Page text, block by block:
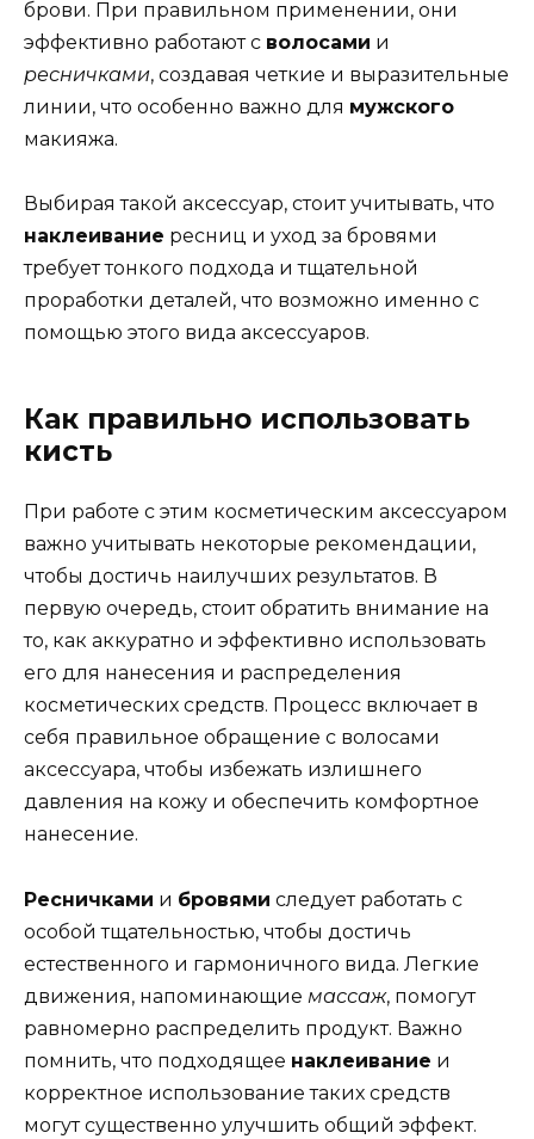
брови. При правильном применении, они
эффективно работают с волосами и
ресничками, создавая четкие и выразительные
линии, что особенно важно для мужского
макияжа.
Выбирая такой аксессуар, стоит учитывать, что
наклеивание ресниц и уход за бровями
требует тонкого подхода и тщательной
проработки деталей, что возможно именно с
помощью этого вида аксессуаров.
Как правильно использовать
кисть
При работе с этим косметическим аксессуаром
важно учитывать некоторые рекомендации,
чтобы достичь наилучших результатов. В
первую очередь, стоит обратить внимание на
то, как аккуратно и эффективно использовать
его для нанесения и распределения
косметических средств. Процесс включает в
себя правильное обращение с волосами
аксессуара, чтобы избежать излишнего
давления на кожу и обеспечить комфортное
нанесение.
Ресничками и бровями следует работать с
особой тщательностью, чтобы достичь
естественного и гармоничного вида. Легкие
движения, напоминающие массаж, помогут
равномерно распределить продукт. Важно
помнить, что подходящее наклеивание и
корректное использование таких средств
могут существенно улучшить общий эффект.